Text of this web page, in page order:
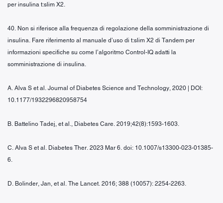
per insulina t:slim X2.
40. Non si riferisce alla frequenza di regolazione della somministrazione di
insulina. Fare riferimento al manuale d’uso di t:slim X2 di Tandem per
informazioni specifiche su come l’algoritmo Control-IQ adatti la
somministrazione di insulina.
A. Alva S et al. Journal of Diabetes Science and Technology, 2020 | DOI:
10.1177/1932296820958754
B. Battelino Tadej, et al., Diabetes Care. 2019;42(8):1593-1603.
C. Alva S et al. Diabetes Ther. 2023 Mar 6. doi: 10.1007/s13300-023-01385-
6.
D. Bolinder, Jan, et al. The Lancet. 2016; 388 (10057): 2254-2263.